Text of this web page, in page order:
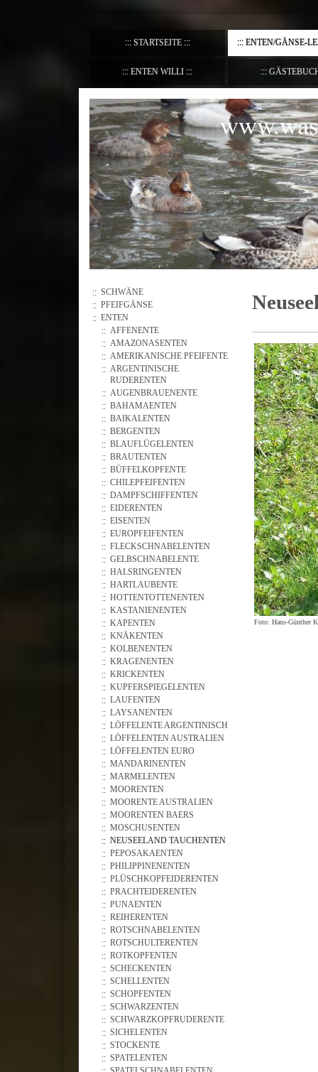
STARTSEITE ENTEN/GÄNSE-
ENTEN WILLI
Foto: Hans-Günther
SCHWÄNE
PFEIFGÄNSE
ENTEN
AFFENENTE
AMAZONASENTEN
AMERIKANISCHE PFEIFENTE
ARGENTINISCHE
RUDERENTEN
AUGENBRAUENENTE
BAHAMAENTEN
BAIKALENTEN
BERGENTEN
BLAUFLÜGELENTEN
BRAUTENTEN
BÜFFELKOPFENTE
CHILEPFEIFENTEN
DAMPFSCHIFFENTEN
EIDERENTEN
EISENTEN
EUROPFEIFENTEN
FLECKSCHNABELENTEN
GELBSCHNABELENTE
HALSRINGENTEN
HARTLAUBENTE
HOTTENTOTTENENTEN
KASTANIENENTEN
KAPENTEN
KNÄKENTEN
KOLBENENTEN
KRAGENENTEN
KRICKENTEN
KUPFERSPIEGELENTEN
LAUFENTEN
LAYSANENTEN
LÖFFELENTE ARGENTINISCH
LÖFFELENTEN AUSTRALIEN
LÖFFELENTEN EURO
MANDARINENTEN
MARMELENTEN
MOORENTEN
MOORENTE AUSTRALIEN
MOORENTEN BAERS
MOSCHUSENTEN
NEUSEELAND TAUCHENTEN
PEPOSAKAENTEN
PHILIPPINENENTEN
PLÜSCHKOPFEIDERENTEN
PRACHTEIDERENTEN
PUNAENTEN
REIHERENTEN
ROTSCHNABELENTEN
ROTSCHULTERENTEN
ROTKOPFENTEN
SCHECKENTEN
SCHELLENTEN
SCHOPFENTEN
SCHWARZENTEN
SCHWARZKOPFRUDERENTE
SICHELENTEN
STOCKENTE
SPATELENTEN